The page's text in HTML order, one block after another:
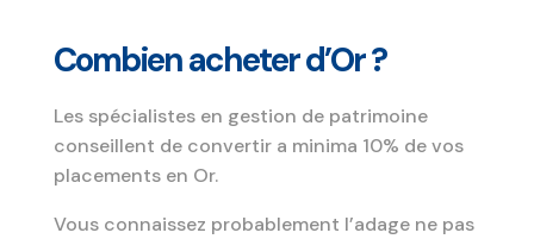
Combien acheter d’Or ?
Les spécialistes en gestion de patrimoine
conseillent de convertir a minima 10% de vos
placements en Or.
Vous connaissez probablement l’adage ne pas